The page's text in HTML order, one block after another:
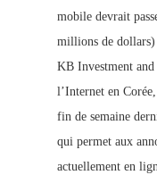
mobile devrait
millions de dollars)
KB Investment
l’Internet en
fin de semaine
qui permet aux
actuellement en